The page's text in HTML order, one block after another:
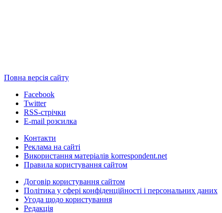
Повна версія сайту
Facebook
Twitter
RSS-стрічки
E-mail розсилка
Контакти
Реклама на сайті
Використання матеріалів korrespondent.net
Правила користування сайтом
Договір користування сайтом
Політика у сфері конфіденційності і персональних даних
Угода щодо користування
Редакція